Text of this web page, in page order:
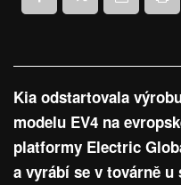
Kia odstartovala
modelu EV4 na
platformy Electric
a vyrábí se v továrně u